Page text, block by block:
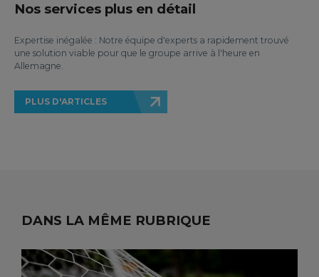
Nos services plus en détail
Expertise inégalée : Notre équipe d'experts a rapidement trouvé
une solution viable pour que le groupe arrive à l'heure en
Allemagne.
PLUS D'ARTICLES
DANS LA MÊME RUBRIQUE